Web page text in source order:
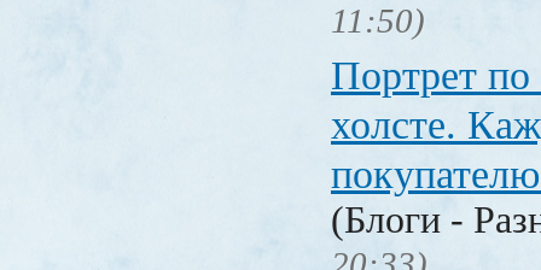
11:50)
Портрет
холсте.
(Блоги -